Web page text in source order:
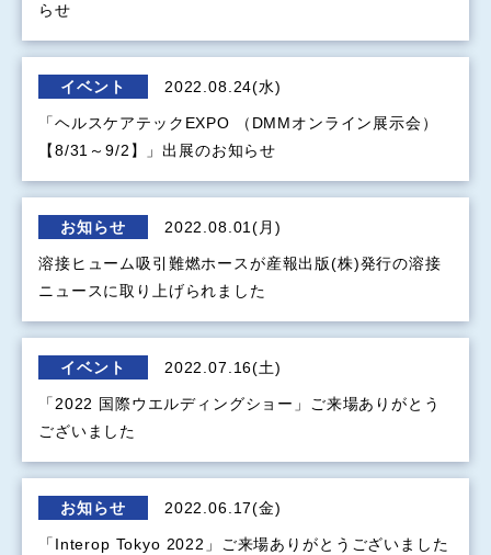
らせ
イベント 2022.08.24(水)
「ヘルスケアテックEXPO （DMMオンライン展示会）
【8/31～9/2】」出展のお知らせ
お知らせ 2022.08.01(月)
溶接ヒューム吸引難燃ホースが産報出版(株)発行の溶接
ニュースに取り上げられました
イベント 2022.07.16(土)
「2022 国際ウエルディングショー」ご来場ありがとう
ございました
お知らせ 2022.06.17(金)
「Interop Tokyo 2022」ご来場ありがとうございました